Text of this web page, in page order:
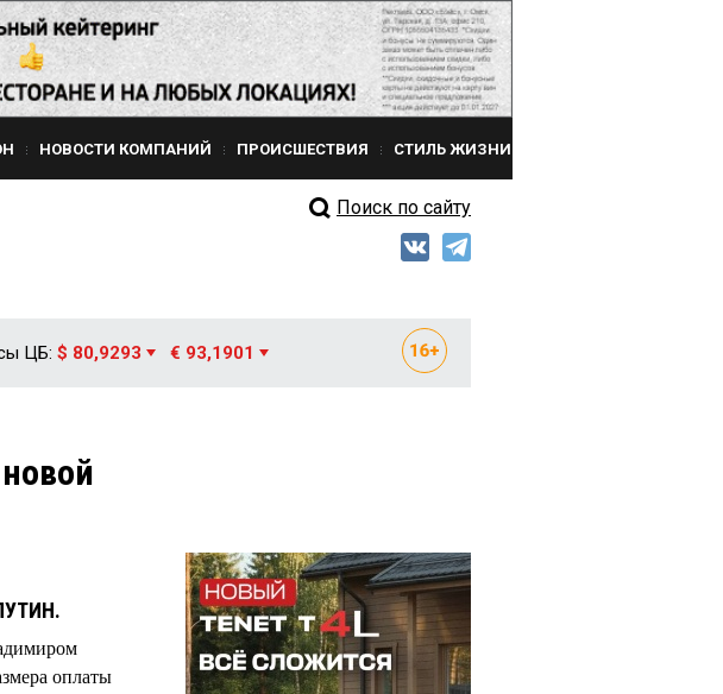
НОВОСТИ КОМПАНИЙ ПРОИСШЕСТВИЯ СТИЛЬ ЖИЗНИ
Поиск по сайту
ЦБ: $ 80,9293 € 93,1901
оплаты